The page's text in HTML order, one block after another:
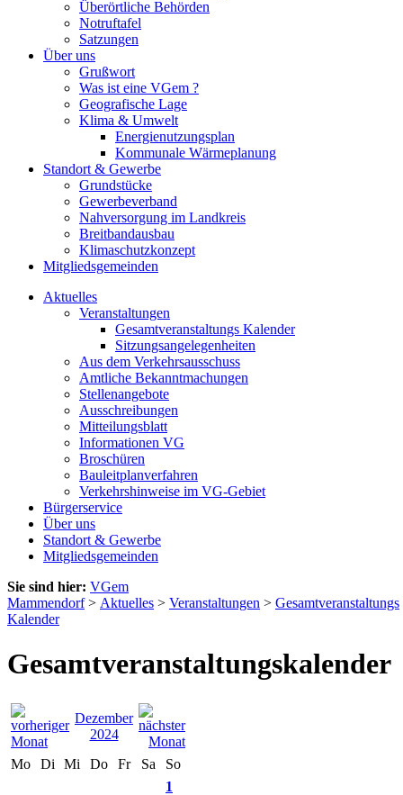
Überörtliche Behörden
Notruftafel
Satzungen
Über uns
Grußwort
Was ist eine VGem ?
Geografische Lage
Klima & Umwelt
Energienutzungsplan
Kommunale Wärmeplanung
Standort & Gewerbe
Grundstücke
Gewerbeverband
Nahversorgung im Landkreis
Breitbandausbau
Klimaschutzkonzept
Mitgliedsgemeinden
Aktuelles
Veranstaltungen
Gesamtveranstaltungs Kalender
Sitzungsangelegenheiten
Aus dem Verkehrsausschuss
Amtliche Bekanntmachungen
Stellenangebote
Ausschreibungen
Mitteilungsblatt
Informationen VG
Broschüren
Bauleitplanverfahren
Verkehrshinweise im VG-Gebiet
Bürgerservice
Über uns
Standort & Gewerbe
Mitgliedsgemeinden
Sie sind hier: VGem
Mammendorf> Aktuelles > Veranstaltungen > Gesamtveranstaltungs
Kalender
Gesamtveranstaltungskalender
Dezember
2024
Mo
Di Mi Do Fr Sa
So
1